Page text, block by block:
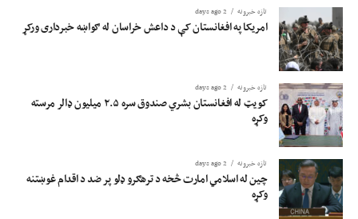
تازه خبرونه 2 days ago
امریکا په افغانستان کې د داعش خراسان له ګواښه خبرداری ورکړ
تازه خبرونه 2 days ago
کویټ له افغانستان بشري صندوق سره ۲.۵ میلیون ډالر مرسته
وکړه
تازه خبرونه 2 days ago
چین له اسلامي امارت څخه د ترهګرو ډلو پر ضد د اقدام غوښتنه
وکړه